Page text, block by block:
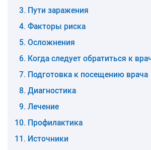
Пути заражения
Факторы риска
Осложнения
Когда следует обратиться к
Подготовка к посещению врача
Диагностика
Лечение
Профилактика
Источники